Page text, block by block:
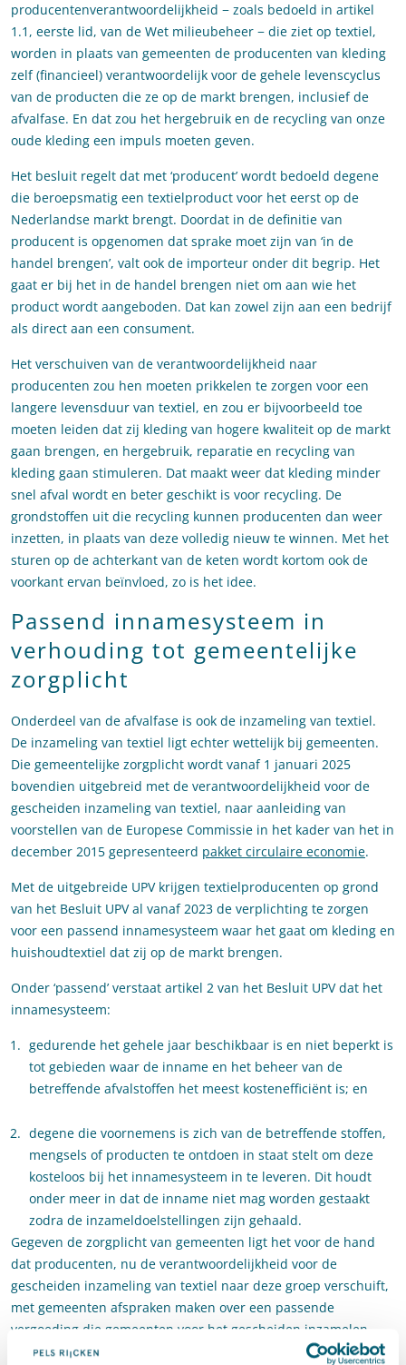
producentenverantwoordelijkheid − zoals bedoeld in artikel
1.1, eerste lid, van de Wet milieubeheer − die ziet op textiel,
worden in plaats van gemeenten de producenten van kleding
zelf (financieel) verantwoordelijk voor de gehele levenscyclus
van de producten die ze op de markt brengen, inclusief de
afvalfase. En dat zou het hergebruik en de recycling van onze
oude kleding een impuls moeten geven.
Het besluit regelt dat met ‘producent’ wordt bedoeld degene
die beroepsmatig een textielproduct voor het eerst op de
Nederlandse markt brengt. Doordat in de definitie van
producent is opgenomen dat sprake moet zijn van ‘in de
handel brengen’, valt ook de importeur onder dit begrip. Het
gaat er bij het in de handel brengen niet om aan wie het
product wordt aangeboden. Dat kan zowel zijn aan een bedrijf
als direct aan een consument.
Het verschuiven van de verantwoordelijkheid naar
producenten zou hen moeten prikkelen te zorgen voor een
langere levensduur van textiel, en zou er bijvoorbeeld toe
moeten leiden dat zij kleding van hogere kwaliteit op de markt
gaan brengen, en hergebruik, reparatie en recycling van
kleding gaan stimuleren. Dat maakt weer dat kleding minder
snel afval wordt en beter geschikt is voor recycling. De
grondstoffen uit die recycling kunnen producenten dan weer
inzetten, in plaats van deze volledig nieuw te winnen. Met het
sturen op de achterkant van de keten wordt kortom ook de
voorkant ervan beïnvloed, zo is het idee.
Passend innamesysteem in
verhouding tot gemeentelijke
zorgplicht
Onderdeel van de afvalfase is ook de inzameling van textiel.
De inzameling van textiel ligt echter wettelijk bij gemeenten.
Die gemeentelijke zorgplicht wordt vanaf 1 januari 2025
bovendien uitgebreid met de verantwoordelijkheid voor de
gescheiden inzameling van textiel, naar aanleiding van
voorstellen van de Europese Commissie in het kader van het in
december 2015 gepresenteerd pakket circulaire economie.
Met de uitgebreide UPV krijgen textielproducenten op grond
van het Besluit UPV al vanaf 2023 de verplichting te zorgen
voor een passend innamesysteem waar het gaat om kleding en
huishoudtextiel dat zij op de markt brengen.
Onder ‘passend’ verstaat artikel 2 van het Besluit UPV dat het
innamesysteem:
gedurende het gehele jaar beschikbaar is en niet beperkt is
tot gebieden waar de inname en het beheer van de
betreffende afvalstoffen het meest kostenefficiënt is; en
degene die voornemens is zich van de betreffende stoffen,
mengsels of producten te ontdoen in staat stelt om deze
kosteloos bij het innamesysteem in te leveren. Dit houdt
onder meer in dat de inname niet mag worden gestaakt
zodra de inzameldoelstellingen zijn gehaald.
Gegeven de zorgplicht van gemeenten ligt het voor de hand
dat producenten, nu de verantwoordelijkheid voor de
gescheiden inzameling van textiel naar deze groep verschuift,
met gemeenten afspraken maken over een passende
vergoeding die gemeenten voor het gescheiden inzamelen
zouden moeten ontvangen. Een vergelijkbare vergoeding